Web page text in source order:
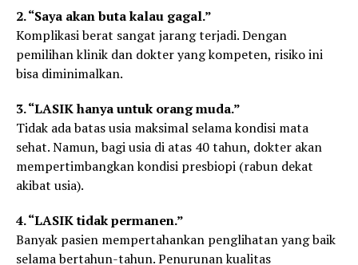
2. “Saya akan buta kalau gagal.”
Komplikasi berat sangat jarang terjadi. Dengan
pemilihan klinik dan dokter yang kompeten, risiko ini
bisa diminimalkan.
3. “LASIK hanya untuk orang muda.”
Tidak ada batas usia maksimal selama kondisi mata
sehat. Namun, bagi usia di atas 40 tahun, dokter akan
mempertimbangkan kondisi presbiopi (rabun dekat
akibat usia).
4. “LASIK tidak permanen.”
Banyak pasien mempertahankan penglihatan yang baik
selama bertahun-tahun. Penurunan kualitas